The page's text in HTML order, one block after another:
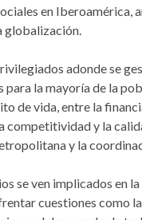
en
globalización.
adonde se
para la mayoría de la
de vida, entre la
competitividad y la
y la
se ven implicados en
cuestiones como